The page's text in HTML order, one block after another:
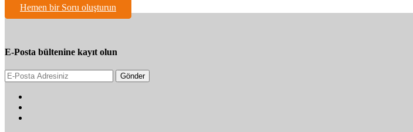
Hemen bir Soru oluşturun
E-Posta bültenine kayıt olun
Gönder